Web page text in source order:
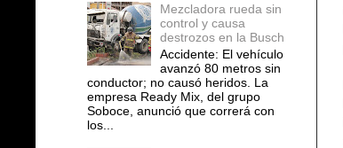
Mezcladora rueda sin
control y causa
destrozos en la Busch
Accidente: El vehículo
avanzó 80 metros sin
conductor; no causó heridos. La
empresa Ready Mix, del grupo
Soboce, anunció que correrá con
los...